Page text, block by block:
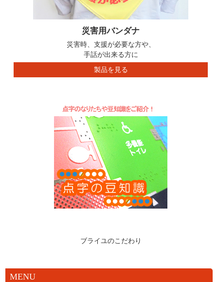
災害用バンダナ
災害時、支援が必要な方や、
手話が出来る方に
製品を見る
ブライユのこだわり
MENU